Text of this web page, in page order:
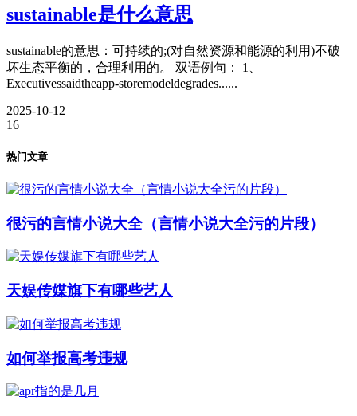
sustainable是什么意思
sustainable的意思：可持续的;(对自然资源和能源的利用)不破
坏生态平衡的，合理利用的。 双语例句： 1、
Executivessaidtheapp-storemodeldegrades......
2025-10-12
16
热门文章
很污的言情小说大全（言情小说大全污的片段）
天娱传媒旗下有哪些艺人
如何举报高考违规